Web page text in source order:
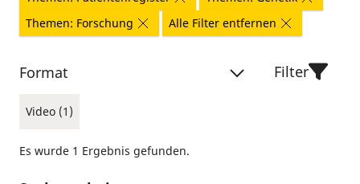
Themen: Forschung
Alle Filter entfernen
Format
Video (1)
Filter
Es wurde 1 Ergebnis gefunden.